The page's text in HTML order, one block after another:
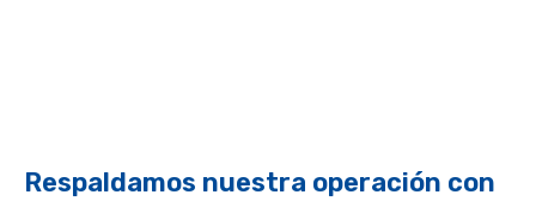
Respaldamos nuestra operación con